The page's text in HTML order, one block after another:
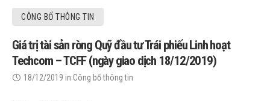
CÔNG BỐ THÔNG TIN
Giá trị tài sản ròng Quỹ đầu tư Trái phiếu Linh hoạt
Techcom – TCFF (ngày giao dịch 18/12/2019)
18/12/2019 in Công bố thông tin